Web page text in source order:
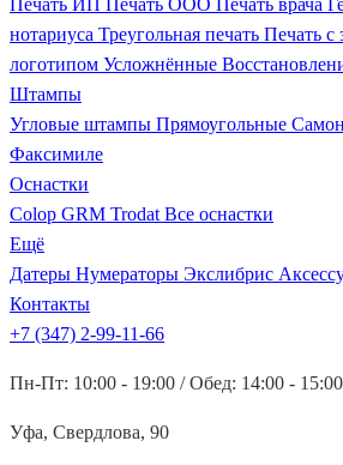
Печать ИП Печать ООО Печать врача
нотариуса Треугольная печать Печать с
логотипом Усложнённые
Штампы
Угловые штампы Прямоугольные
Факсимиле
Оснастки
Colop GRM Trodat Все оснастки
Ещё
Датеры Нумераторы Экслибрис
Контакты
+7 (347) 2-99-11-66
Пн-Пт: 10:00 - 19:00 / Обед: 14:00 - 15:00
Уфа, Свердлова, 90